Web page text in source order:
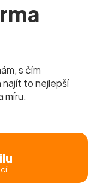
s čím
to nejlepší
míru.